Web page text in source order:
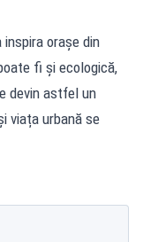
orașe din
fi și ecologică,
devin astfel un
viața urbană se